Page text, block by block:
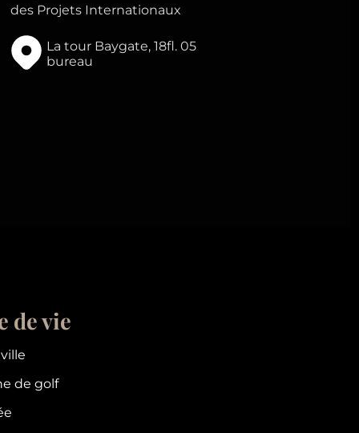
des Projets Internationaux
La tour Baygate, 18fl. 05
bureau
de vie
de golf